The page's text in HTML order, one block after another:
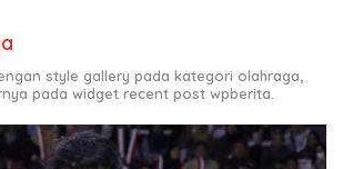
style gallery pada kategori olahraga,
pada widget recent post wpberita.